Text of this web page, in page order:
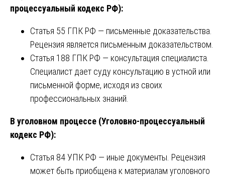
процессуальный кодекс РФ):
Статья 55 ГПК РФ — письменные доказательства.
Рецензия является письменным доказательством.
Статья 188 ГПК РФ — консультация специалиста.
Специалист дает суду консультацию в устной или
письменной форме, исходя из своих
профессиональных знаний.
В уголовном процессе (Уголовно-процессуальный
кодекс РФ):
Статья 84 УПК РФ — иные документы. Рецензия
может быть приобщена к материалам уголовного